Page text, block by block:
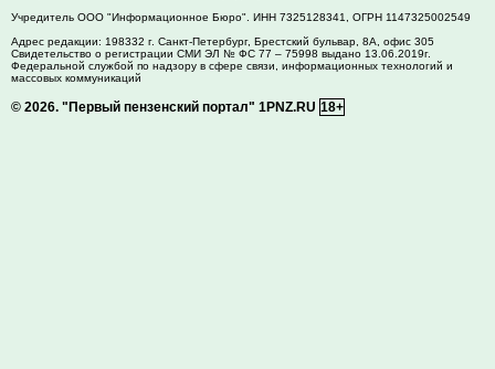
Учредитель ООО "Информационное Бюро". ИНН 7325128341, ОГРН 1147325002549
Адрес редакции: 198332 г. Санкт-Петербург, Брестский бульвар, 8А, офис 305
Свидетельство о регистрации СМИ ЭЛ № ФС 77 – 75998 выдано 13.06.2019г.
Федеральной службой по надзору в сфере связи, информационных технологий и
массовых коммуникаций
© 2026. "Первый пензенский портал" 1PNZ.RU 18+